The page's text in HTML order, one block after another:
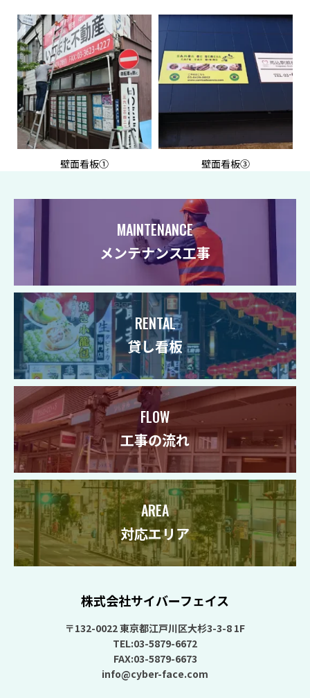
壁面看板① 壁面看板③
MAINTENANCE
メンテナンス工事
RENTAL
貸し看板
FLOW
工事の流れ
AREA
対応エリア
株式会社サイバーフェイス
〒132-0022 東京都江戸川区大杉3-3-8 1F
TEL:03-5879-6672
FAX:03-5879-6673
info@cyber-face.com